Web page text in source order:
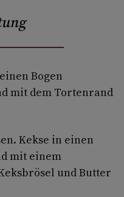
Bogen
mit dem Tortenrand
Kekse in einen
mit einem
und Butter